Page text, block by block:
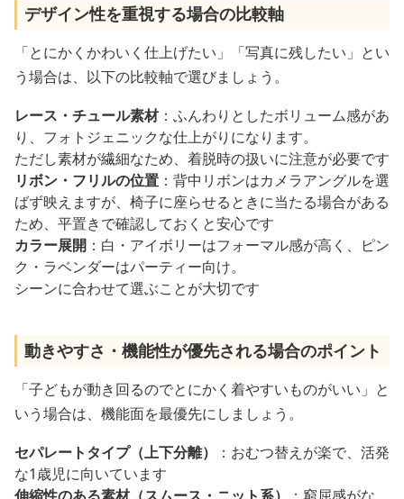
デザイン性を重視する場合の比較軸
「とにかくかわいく仕上げたい」「写真に残したい」とい
う場合は、以下の比較軸で選びましょう。
レース・チュール素材：ふんわりとしたボリューム感があ
り、フォトジェニックな仕上がりになります。
ただし素材が繊細なため、着脱時の扱いに注意が必要です
リボン・フリルの位置 ：背中リボンはカメラアングルを選
ばず映えますが、椅子に座らせるときに当たる場合がある
ため、平置きで確認しておくと安心です
カラー展開 ：白・アイボリーはフォーマル感が高く、ピン
ク・ラベンダーはパーティー向け。
シーンに合わせて選ぶことが大切です
動きやすさ・機能性が優先される場合のポイント
「子どもが動き回るのでとにかく着やすいものがいい」と
いう場合は、機能面を最優先にしましょう。
セパレートタイプ（上下分離）
：おむつ替えが楽で、活発
な1歳児に向いています